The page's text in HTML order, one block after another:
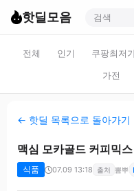
핫딜모음
전체 인기 쿠팡최저
가전
← 핫딜 목록으로 돌아가기
맥심 모카골드 커피믹
식품 07.09 13:18 출처 뽐뿌